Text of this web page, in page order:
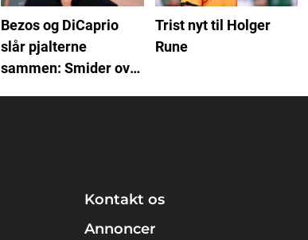
Bezos og DiCaprio
slår pjalterne
sammen: Smider over
Trist nyt til Holger
Rune
Kontakt os
Annoncer